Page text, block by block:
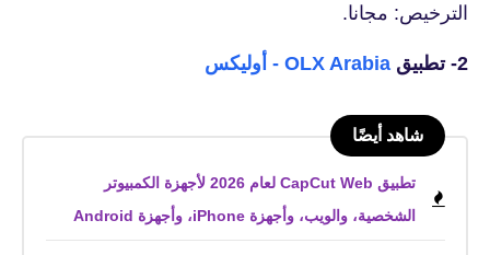
الترخيص: مجانا.
2- تطبيق OLX Arabia - أوليكس‏
شاهد أيضًا
تطبيق CapCut Web لعام 2026 لأجهزة الكمبيوتر
الشخصية، والويب، وأجهزة iPhone، وأجهزة Android